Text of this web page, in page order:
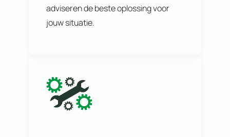
adviseren de beste oplossing voor
jouw situatie.